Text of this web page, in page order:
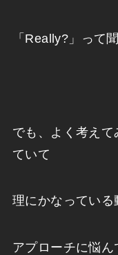
「Really?」って
でも、よく考え
ていて
理にかなっている
アプローチに悩